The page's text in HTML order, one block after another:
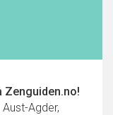
Zenguiden.no!
Agder,